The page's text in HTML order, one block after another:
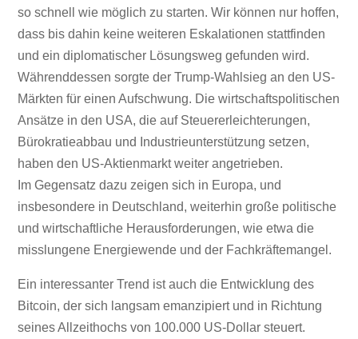
so schnell wie möglich zu starten. Wir können nur hoffen,
dass bis dahin keine weiteren Eskalationen stattfinden
und ein diplomatischer Lösungsweg gefunden wird.
Währenddessen sorgte der Trump-Wahlsieg an den US-
Märkten für einen Aufschwung. Die wirtschaftspolitischen
Ansätze in den USA, die auf Steuererleichterungen,
Bürokratieabbau und Industrieunterstützung setzen,
haben den US-Aktienmarkt weiter angetrieben.
Im Gegensatz dazu zeigen sich in Europa, und
insbesondere in Deutschland, weiterhin große politische
und wirtschaftliche Herausforderungen, wie etwa die
misslungene Energiewende und der Fachkräftemangel.
Ein interessanter Trend ist auch die Entwicklung des
Bitcoin, der sich langsam emanzipiert und in Richtung
seines Allzeithochs von 100.000 US-Dollar steuert.